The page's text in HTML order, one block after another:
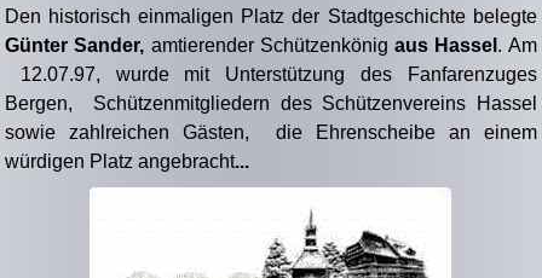
Den historisch einmaligen Platz der Stadtgeschichte belegte
Günter Sander, amtierender Schützenkönigaus Hassel . Am
12.07.97, wurde mit Unterstützung des Fanfarenzuges
Bergen, Schützenmitgliedern des Schützenvereins Hassel
sowie zahlreichen Gästen, die Ehrenscheibe an einem
würdigen Platz angebracht...